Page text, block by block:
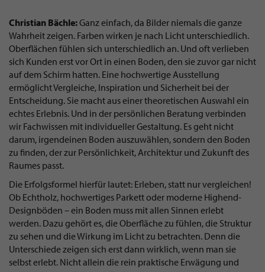
Christian Bächle:Ganz einfach, da Bilder niemals die ganze
Wahrheit zeigen. Farben wirken je nach Licht unterschiedlich.
Oberflächen fühlen sich unterschiedlich an. Und oft verlieben
sich Kunden erst vor Ort in einen Boden, den sie zuvor gar nicht
auf dem Schirm hatten. Eine hochwertige Ausstellung
ermöglicht Vergleiche, Inspiration und Sicherheit bei der
Entscheidung. Sie macht aus einer theoretischen Auswahl ein
echtes Erlebnis. Und in der persönlichen Beratung verbinden
wir Fachwissen mit individueller Gestaltung. Es geht nicht
darum, irgendeinen Boden auszuwählen, sondern den Boden
zu finden, der zur Persönlichkeit, Architektur und Zukunft des
Raumes passt.
Die Erfolgsformel hierfür lautet: Erleben, statt nur vergleichen!
Ob Echtholz, hochwertiges Parkett oder moderne Highend-
Designböden – ein Boden muss mit allen Sinnen erlebt
werden. Dazu gehört es, die Oberfläche zu fühlen, die Struktur
zu sehen und die Wirkung im Licht zu betrachten. Denn die
Unterschiede zeigen sich erst dann wirklich, wenn man sie
selbst erlebt. Nicht allein die rein praktische Erwägung und